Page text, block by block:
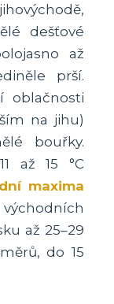
dešťové
až
prší.
oblačnosti
na jihu)
bouřky.
až 15 °C
maxima
až 25–29
do 15